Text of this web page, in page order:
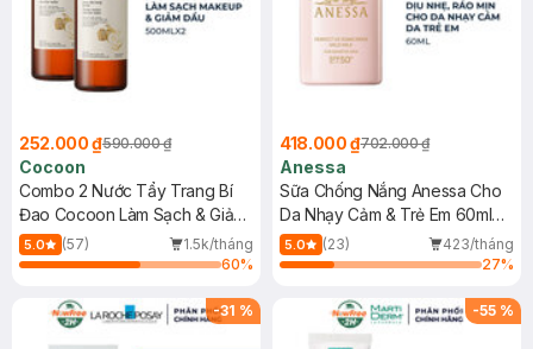
252.000 ₫590.000 ₫
Cocoon
Combo 2 Nước Tẩy Trang Bí
Đao Cocoon Làm Sạch & Giảm
Dầu 500ml
5.0 (57)
1.5k/tháng
60%
418.000 ₫702.000 ₫
Anessa
Sữa Chống Nắng Anessa Cho
Da Nhạy Cảm & Trẻ Em 60ml
(Mới)
5.0 (23)
423/tháng
27%
-31 % -55 %